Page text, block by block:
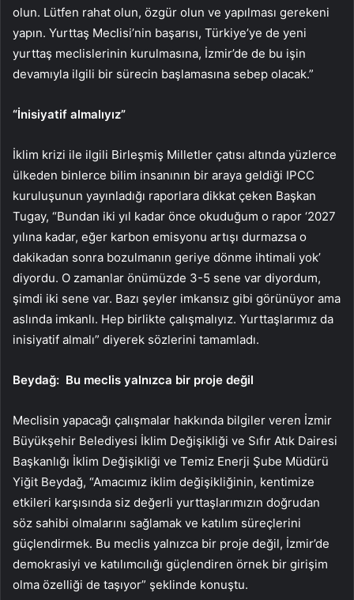
olun. Lütfen rahat olun, özgür olun ve yapılması gerekeni
yapın. Yurttaş Meclisi’nin başarısı, Türkiye’ye de yeni
yurttaş meclislerinin kurulmasına, İzmir’de de bu işin
devamıyla ilgili bir sürecin başlamasına sebep olacak.”
“İnisiyatif almalıyız”
İklim krizi ile ilgili Birleşmiş Milletler çatısı altında yüzlerce
ülkeden binlerce bilim insanının bir araya geldiği IPCC
kuruluşunun yayınladığı raporlara dikkat çeken Başkan
Tugay, “Bundan iki yıl kadar önce okuduğum o rapor ‘2027
yılına kadar, eğer karbon emisyonu artışı durmazsa o
dakikadan sonra bozulmanın geriye dönme ihtimali yok’
diyordu. O zamanlar önümüzde 3-5 sene var diyordum,
şimdi iki sene var. Bazı şeyler imkansız gibi görünüyor ama
aslında imkanlı. Hep birlikte çalışmalıyız. Yurttaşlarımız da
inisiyatif almalı” diyerek sözlerini tamamladı.
Beydağ: Bu meclis yalnızca bir proje değil
Meclisin yapacağı çalışmalar hakkında bilgiler veren İzmir
Büyükşehir Belediyesi İklim Değişikliği ve Sıfır Atık Dairesi
Başkanlığı İklim Değişikliği ve Temiz Enerji Şube Müdürü
Yiğit Beydağ, “Amacımız iklim değişikliğinin, kentimize
etkileri karşısında siz değerli yurttaşlarımızın doğrudan
söz sahibi olmalarını sağlamak ve katılım süreçlerini
güçlendirmek. Bu meclis yalnızca bir proje değil, İzmir’de
demokrasiyi ve katılımcılığı güçlendiren örnek bir girişim
olma özelliği de taşıyor” şeklinde konuştu.